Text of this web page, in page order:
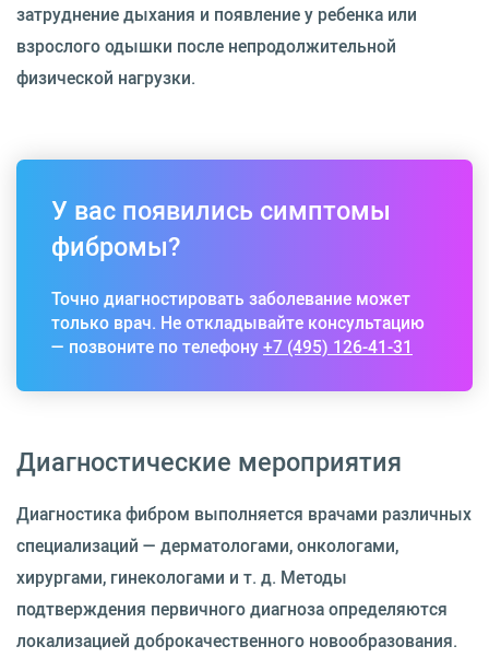
затруднение дыхания и появление у ребенка или
взрослого одышки после непродолжительной
физической нагрузки.
У вас появились симптомы
фибромы?
Точно диагностировать заболевание может
только врач. Не откладывайте консультацию
— позвоните по телефону+7 (495) 126-41-31
Диагностические мероприятия
Диагностика фибром выполняется врачами различных
специализаций — дерматологами, онкологами,
хирургами, гинекологами и т. д. Методы
подтверждения первичного диагноза определяются
локализацией доброкачественного новообразования.